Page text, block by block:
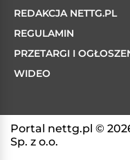
REDAKCJA NETTG.PL
REGULAMIN
PRZETARGI I
WIDEO
Portal nettg.pl ©
Sp. z o.o.